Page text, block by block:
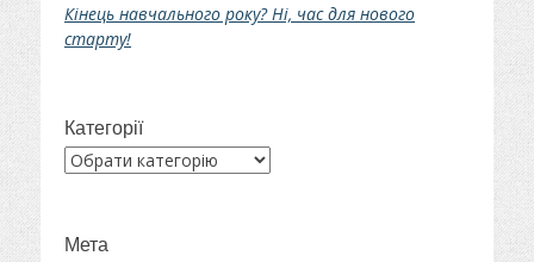
Кінець навчального року? Ні, час для нового
старту!
Категорії
Категорії
Мета